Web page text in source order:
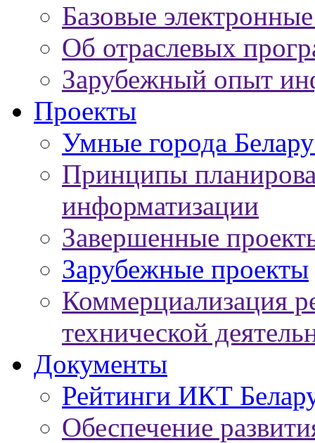
Базовые
Об отраслевых
Зарубежный опыт
Проекты
Умные города
Принципы
информатизации
Завершенные
Зарубежные проекты
Коммерциализация
технической
Документы
Рейтинги ИКТ
Обеспечение